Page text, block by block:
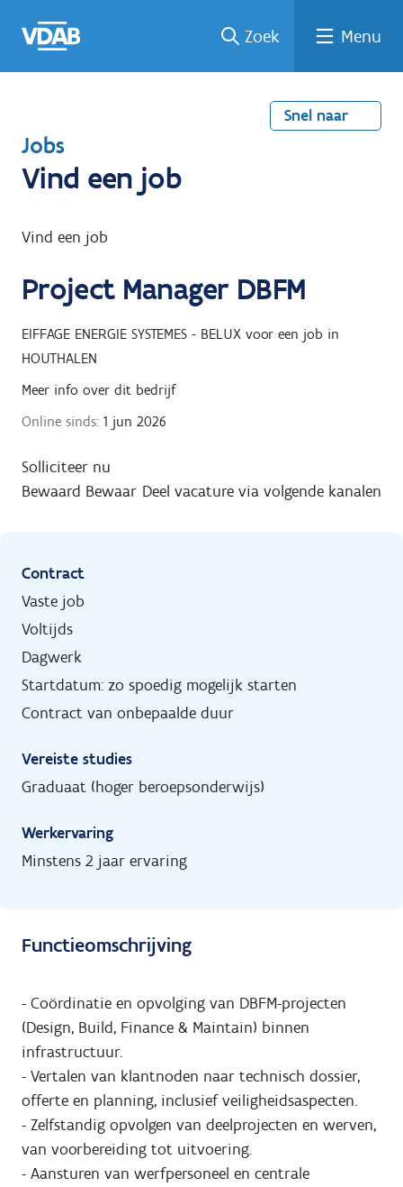
naar
een
een
job
naar
Zoek Menu
Snel naar
T
e
u
n
a
Jobs
Vind een job
Vind een job
Project Manager DBFM
EIFFAGE ENERGIE SYSTEMES - BELUX voor een job in
HOUTHALEN
Meer info over dit bedrijf
Online sinds: 1 jun 2026
Solliciteer nu
Bewaard Bewaar Deel vacature via volgende kanalen
Contract
Vaste job
Voltijds
Dagwerk
Startdatum: zo spoedig mogelijk starten
Contract van onbepaalde duur
Vereiste studies
Graduaat (hoger beroepsonderwijs)
Werkervaring
Minstens 2 jaar ervaring
Functieomschrijving
- Coördinatie en opvolging van DBFM-projecten
(Design, Build, Finance & Maintain) binnen
infrastructuur.
- Vertalen van klantnoden naar technisch dossier,
offerte en planning, inclusief veiligheidsaspecten.
- Zelfstandig opvolgen van deelprojecten en werven,
van voorbereiding tot uitvoering.
- Aansturen van werfpersoneel en centrale